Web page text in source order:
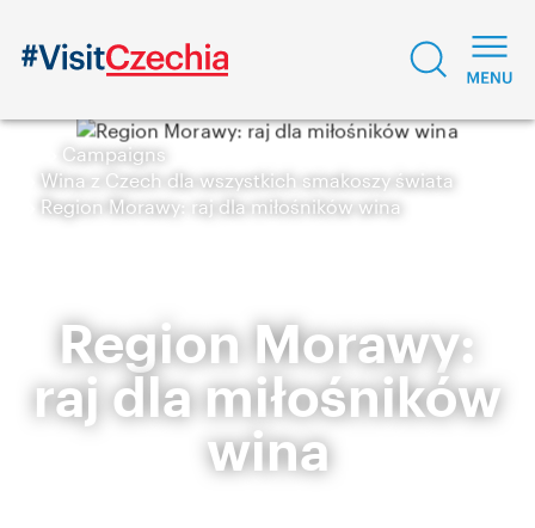
Campaigns
Wina z Czech dla wszystkich smakoszy świata
Region Morawy: raj dla miłośników wina
Region Morawy:
raj dla miłośników
wina